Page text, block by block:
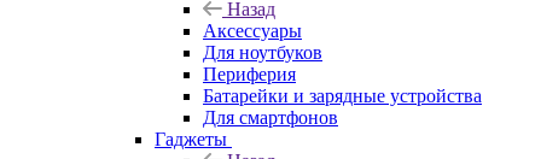
Назад
Аксессуары
Для ноутбуков
Периферия
Батарейки и зарядные устройства
Для смартфонов
Гаджеты